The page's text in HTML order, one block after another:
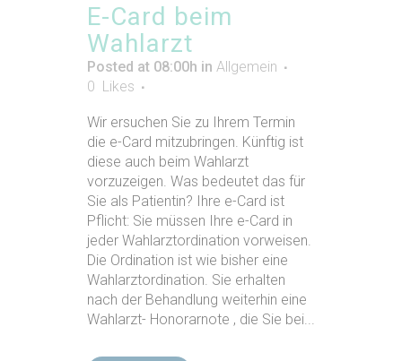
E-Card beim
Wahlarzt
Posted at 08:00h in Allgemein
0 Likes
Wir ersuchen Sie zu Ihrem Termin
die e-Card mitzubringen. Künftig ist
diese auch beim Wahlarzt
vorzuzeigen. Was bedeutet das für
Sie als Patientin? Ihre e-Card ist
Pflicht: Sie müssen Ihre e-Card in
jeder Wahlarztordination vorweisen.
Die Ordination ist wie bisher eine
Wahlarztordination. Sie erhalten
nach der Behandlung weiterhin eine
Wahlarzt- Honorarnote , die Sie bei...